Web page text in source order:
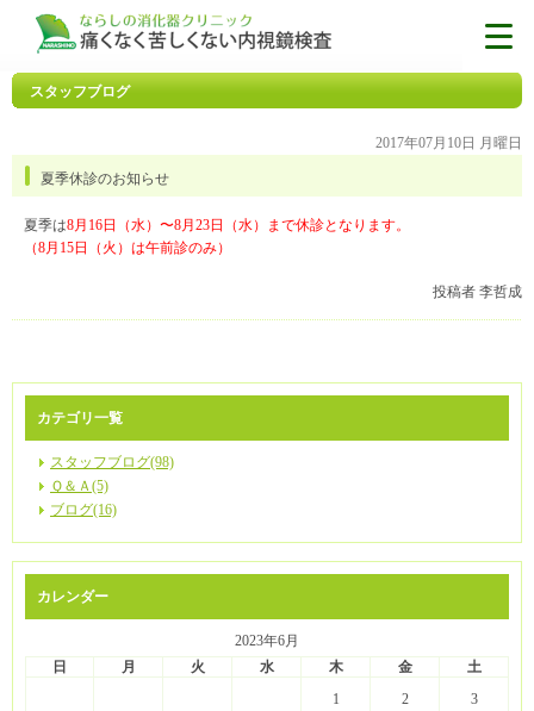
スタッフブログ
2017年07月10日 月曜日
夏季休診のお知らせ
夏季は8月16日（水）〜8月23日（水）まで休診となります。
（8月15日（火）は午前診のみ）
投稿者 李哲成
カテゴリ一覧
スタッフブログ(98)
Ｑ＆Ａ(5)
ブログ(16)
カレンダー
2023年6月
日
月 火 水 木 金
土
1
2 3